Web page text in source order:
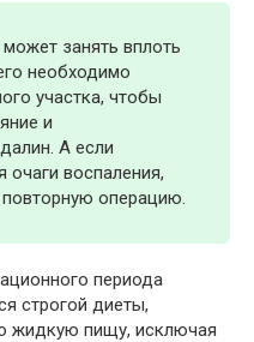
занять вплоть
необходимо
участка, чтобы
и
А если
очаги воспаления,
операцию.
периода
строгой диеты,
жидкую пищу, исключая